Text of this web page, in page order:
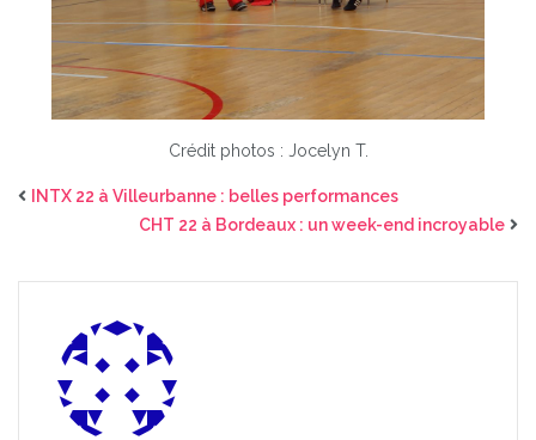
Crédit photos : Jocelyn T.
INTX 22 à Villeurbanne : belles performances
CHT 22 à Bordeaux : un week-end incroyable